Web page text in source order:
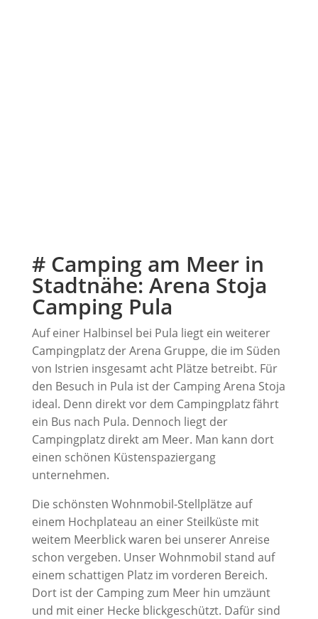
# Camping am Meer in
Stadtnähe: Arena Stoja
Camping Pula
Auf einer Halbinsel bei Pula liegt ein weiterer
Campingplatz der Arena Gruppe, die im Süden
von Istrien insgesamt acht Plätze betreibt. Für
den Besuch in Pula ist der Camping Arena Stoja
ideal. Denn direkt vor dem Campingplatz fährt
ein Bus nach Pula. Dennoch liegt der
Campingplatz direkt am Meer. Man kann dort
einen schönen Küstenspaziergang
unternehmen.
Die schönsten Wohnmobil-Stellplätze auf
einem Hochplateau an einer Steilküste mit
weitem Meerblick waren bei unserer Anreise
schon vergeben. Unser Wohnmobil stand auf
einem schattigen Platz im vorderen Bereich.
Dort ist der Camping zum Meer hin umzäunt
und mit einer Hecke blickgeschützt. Dafür sind